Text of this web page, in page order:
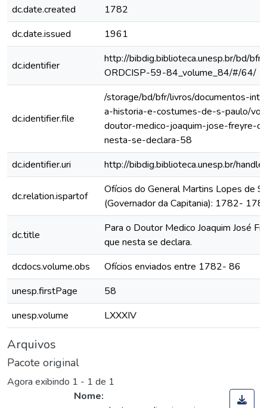
dc.date.created
1782
dc.date.issued
1961
dc.identifier
http://bibdig.biblioteca.unesp.br/bd/
ORDCISP-59-84_volume_84/#/64/
dc.identifier.file
/storage/bd/bfr/livros/documentos-
a-historia-e-costumes-de-s-paulo/
doutor-medico-joaquim-jose-freyre-
nesta-se-declara-58
dc.identifier.uri
http://bibdig.biblioteca.unesp.br/
dc.relation.ispartof
Ofícios do General Martins Lopes de
(Governador da Capitania): 1782-
dc.title
Para o Doutor Medico Joaquim José
que nesta se declara.
dcdocs.volume.obs
Ofícios enviados entre 1782- 86
unesp.firstPage
58
unesp.volume
LXXXIV
Arquivos
Pacote original
Agora exibindo 1 - 1 de 1
Nome: